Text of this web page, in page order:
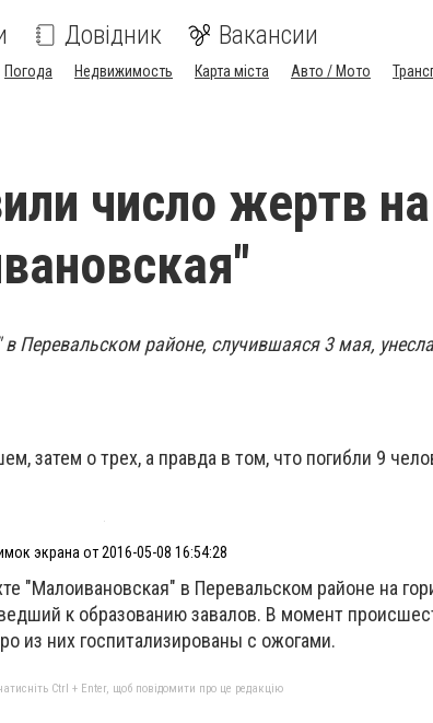
Довідник Вакансии
Погода Недвижимость Карта міста Авто / Мото
число жертв на
Перевальском районе, случившаяся 3 мая,
затем о трех, а правда в том, что погибли 9
экрана от 2016-05-08 16:54:28
"Малоивановская" в Перевальском районе на
к образованию завалов. В момент
из них госпитализированы с ожогами.
Ctrl + Enter, щоб повідомити про це редакцію